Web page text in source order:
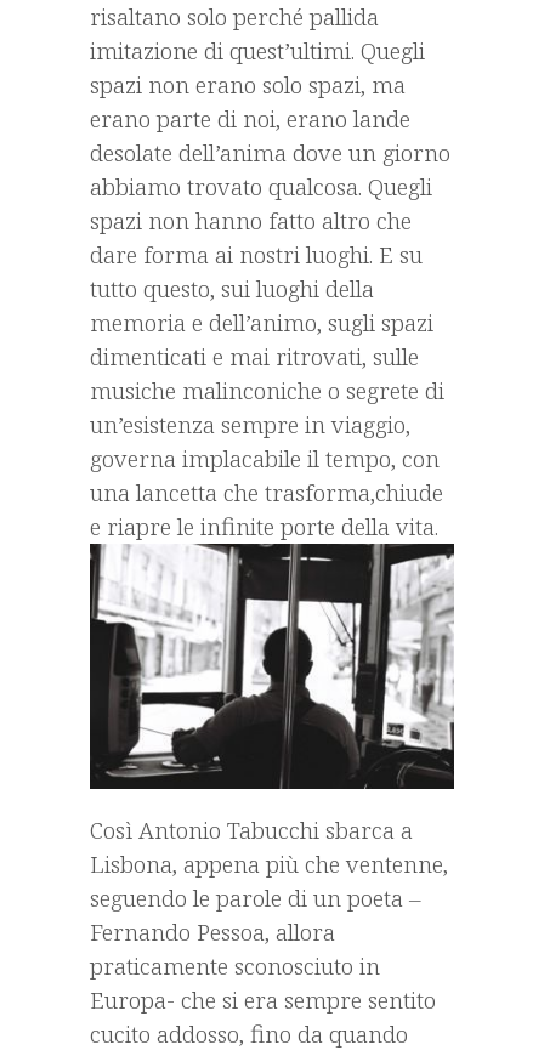
risaltano solo perché pallida
imitazione di quest’ultimi. Quegli
spazi non erano solo spazi, ma
erano parte di noi, erano lande
desolate dell’anima dove un giorno
abbiamo trovato qualcosa. Quegli
spazi non hanno fatto altro che
dare forma ai nostri luoghi. E su
tutto questo, sui luoghi della
memoria e dell’animo, sugli spazi
dimenticati e mai ritrovati, sulle
musiche malinconiche o segrete di
un’esistenza sempre in viaggio,
governa implacabile il tempo, con
una lancetta che trasforma,chiude
e riapre le infinite porte della vita.
Così Antonio Tabucchi sbarca a
Lisbona, appena più che ventenne,
seguendo le parole di un poeta –
Fernando Pessoa, allora
praticamente sconosciuto in
Europa- che si era sempre sentito
cucito addosso, fino da quando